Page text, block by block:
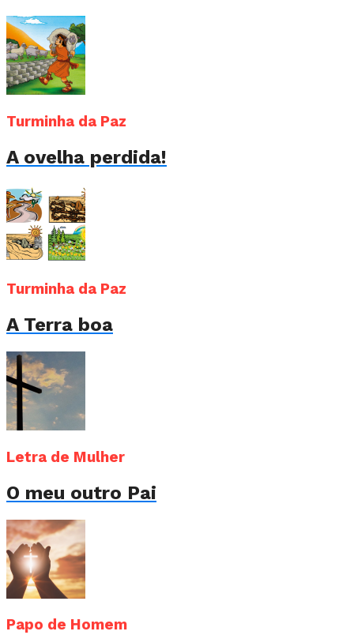
Turminha da Paz
A ovelha perdida!
Turminha da Paz
A Terra boa
Letra de Mulher
O meu outro Pai
Papo de Homem